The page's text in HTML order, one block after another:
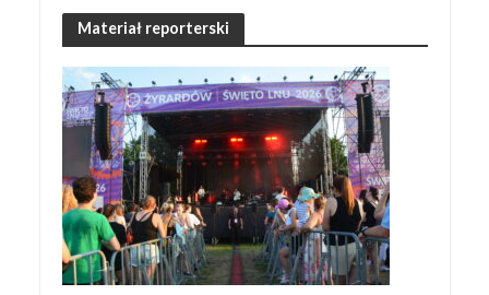
Materiał reporterski